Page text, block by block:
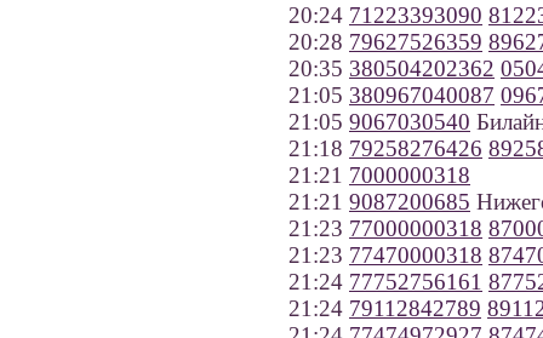
20:24 71223393090
20:28 79627526359
20:35 380504202362
21:05 380967040087
21:05 9067030540
21:18 79258276426
21:21 7000000318
21:21 9087200685
21:23 77000000318
21:23 77470000318
21:24 77752756161
21:24 79112842789